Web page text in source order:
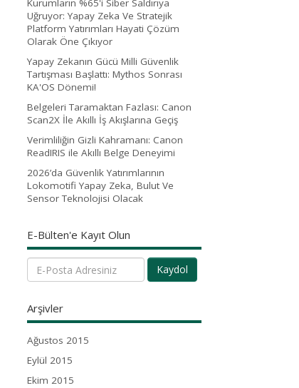
Kurumların %65'i Siber Saldırıya
Uğruyor: Yapay Zeka Ve Stratejik
Platform Yatırımları Hayati Çözüm
Olarak Öne Çıkıyor
Yapay Zekanın Gücü Milli Güvenlik
Tartışması Başlattı: Mythos Sonrası
KA'OS Dönemi!
Belgeleri Taramaktan Fazlası: Canon
Scan2X İle Akıllı İş Akışlarına Geçiş
Verimliliğin Gizli Kahramanı: Canon
ReadIRIS ile Akıllı Belge Deneyimi
2026’da Güvenlik Yatırımlarının
Lokomotifi Yapay Zeka, Bulut Ve
Sensor Teknolojisi Olacak
E-Bülten'e Kayıt Olun
Kaydol
Arşivler
Ağustos 2015
Eylül 2015
Ekim 2015